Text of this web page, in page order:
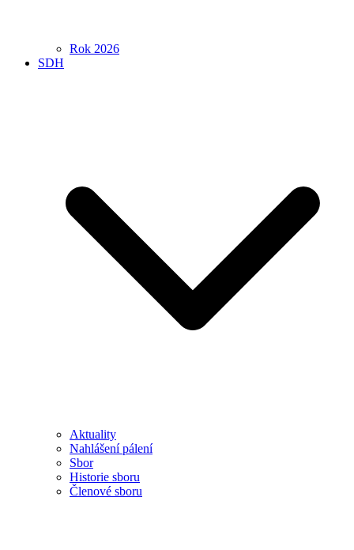
Rok 2026
SDH
Aktuality
Nahlášení pálení
Sbor
Historie sboru
Členové sboru